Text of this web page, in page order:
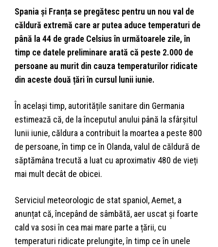
Spania și Franța se pregătesc pentru un nou val de
căldură extremă care ar putea aduce temperaturi de
până la 44 de grade Celsius în următoarele zile, în
timp ce datele preliminare arată că peste 2.000 de
persoane au murit din cauza temperaturilor ridicate
din aceste două țări în cursul lunii iunie.
În același timp, autoritățile sanitare din Germania
estimează că, de la începutul anului până la sfârșitul
lunii iunie, căldura a contribuit la moartea a peste 800
de persoane, în timp ce în Olanda, valul de căldură de
săptămâna trecută a luat cu aproximativ 480 de vieți
mai mult decât de obicei.
Serviciul meteorologic de stat spaniol, Aemet, a
anunțat că, începând de sâmbătă, aer uscat și foarte
cald va sosi în cea mai mare parte a țării, cu
temperaturi ridicate prelungite, în timp ce în unele